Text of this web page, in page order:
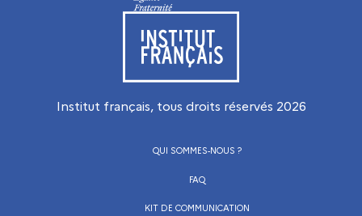
Visiter le site de l’Institut français
Institut français, tous droits réservés 2026
QUI SOMMES-NOUS ?
FAQ
KIT DE COMMUNICATION